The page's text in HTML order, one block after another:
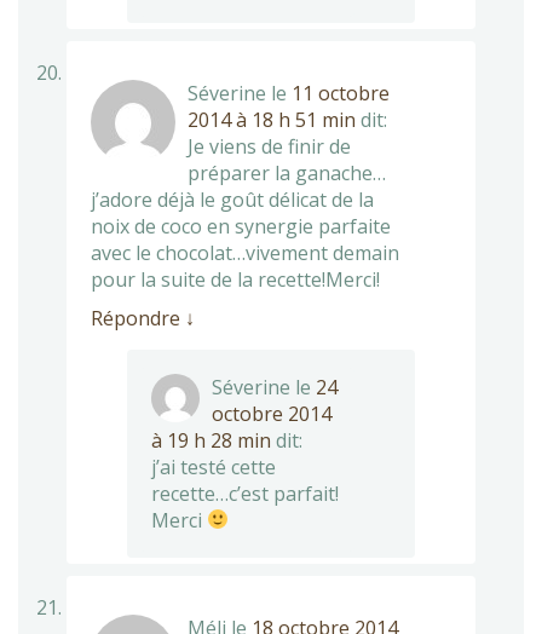
Séverine le 11 octobre
2014 à 18 h 51 min dit:
Je viens de finir de
préparer la ganache…
j’adore déjà le goût délicat de la
noix de coco en synergie parfaite
avec le chocolat…vivement demain
pour la suite de la recette!Merci!
Répondre ↓
Séverine le 24
octobre 2014
à 19 h 28 min dit:
j’ai testé cette
recette…c’est parfait!
Merci
Méli le 18 octobre 2014